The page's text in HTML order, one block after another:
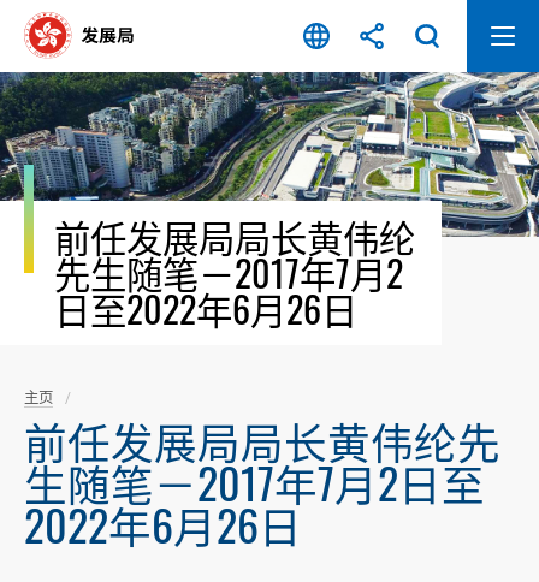
容
开
始
前任发展局局长黄伟纶
先生随笔－2017年7月2
日至2022年6月26日
主页
前任发展局局长黄伟纶先
生随笔－2017年7月2日至
2022年6月26日